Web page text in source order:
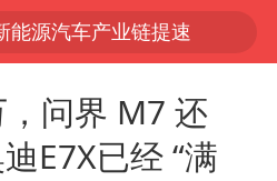
大厨不自称“大王”了
问界 M7 还
E7X已经 “满